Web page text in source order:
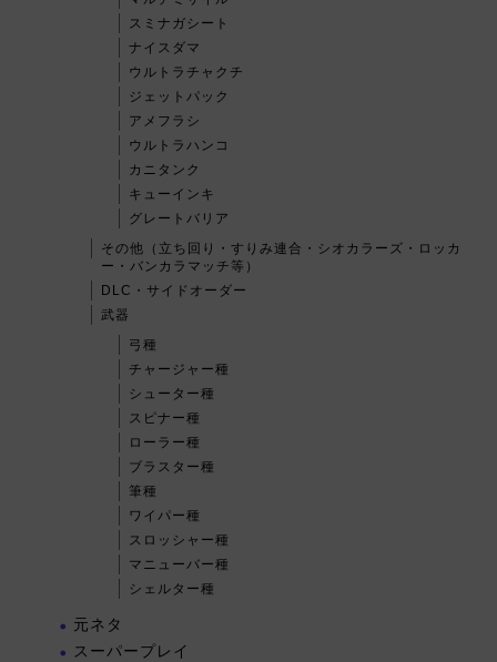
スミナガシート
ナイスダマ
ウルトラチャクチ
ジェットパック
アメフラシ
ウルトラハンコ
カニタンク
キューインキ
グレートバリア
その他（立ち回り・すりみ連合・シオカラーズ・ロッカ
ー・バンカラマッチ等）
DLC・サイドオーダー
武器
弓種
チャージャー種
シューター種
スピナー種
ローラー種
ブラスター種
筆種
ワイパー種
スロッシャー種
マニューバー種
シェルター種
元ネタ
スーパープレイ